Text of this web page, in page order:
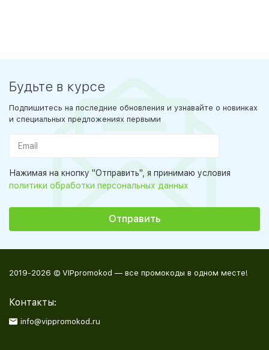
Будьте в курсе
Подпишитесь на последние обновления и узнавайте о новинках
и специальных предложениях первыми
Нажимая на кнопку "Отправить", я принимаю условия
политики обработки персональных данных
2019-2026 © VIPpromokod — все промокоды в одном месте!
Контакты:
info@vippromokod.ru